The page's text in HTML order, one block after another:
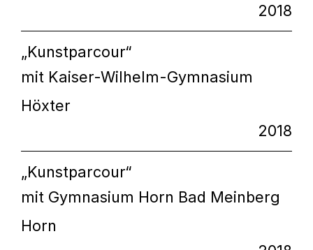
2018
„Kunstparcour“
mit Kaiser-Wilhelm-Gymnasium
Höxter
2018
„Kunstparcour“
mit Gymnasium Horn Bad Meinberg
Horn